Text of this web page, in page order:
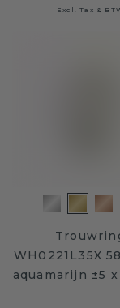
Excl. Tax &
WH0221L35X
aquamarijn ±5 x